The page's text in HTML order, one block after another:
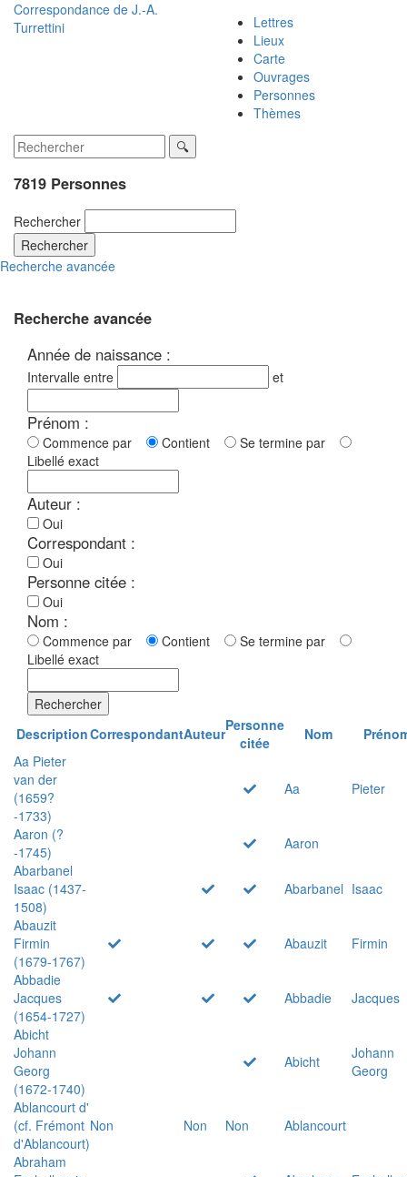
Correspondance de J.-A.
Turrettini
Lettres
Lieux
Carte
Ouvrages
Personnes
Thèmes
7819 Personnes
Rechercher
Rechercher
Recherche avancée
Recherche avancée
Année de naissance :
Intervalle entre et
Prénom :
Commence par Contient
Se termine par
Libellé exact
Auteur :
Oui
Correspondant :
Oui
Personne citée :
Oui
Nom :
Commence par Contient
Se termine par
Libellé exact
Rechercher
DescriptionCorrespondantAuteurPersonne
citée
Nom
Aa Pieter
van der
(1659?
-1733)
Aa Pieter
Aaron (?
-1745)
Aaron
Abarbanel
Isaac (1437-
1508)
Abarbanel Isaac
Abauzit
Firmin
(1679-1767)
Abauzit
Firmin
Abbadie
Jacques
(1654-1727)
Abbadie
Jacques
Abicht
Johann
Georg
(1672-1740)
Abicht
Johann
Georg
Ablancourt d'
(cf. Frémont
d'Ablancourt)
Non Non Non
Ablancourt
Abraham